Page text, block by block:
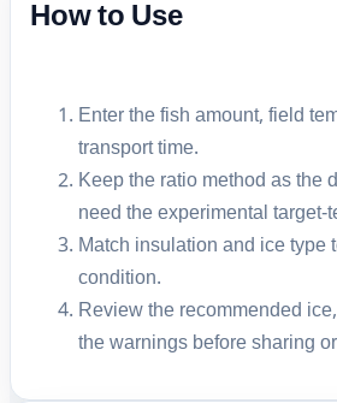
How to Use
Enter the fish amount, field
transport time.
Keep the ratio method as the
need the experimental target-
Match insulation and ice type
condition.
Review the recommended
the warnings before sharing